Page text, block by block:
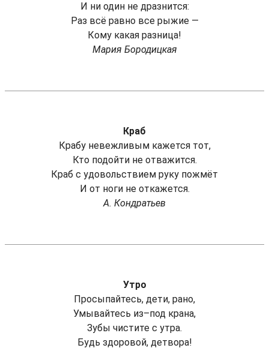
И ни один не дразнится:
Раз всё равно все рыжие —
Кому какая разница!
Мария Бородицкая
Краб
Крабу невежливым кажется тот,
Кто подойти не отважится.
Краб с удовольствием руку пожмёт
И от ноги не откажется.
А. Кондратьев
Утро
Просыпайтесь, дети, рано,
Умывайтесь из–под крана,
Зубы чистите с утра.
Будь здоровой, детвора!